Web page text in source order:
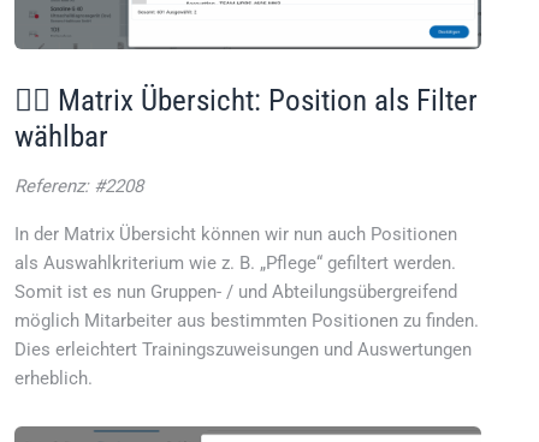
👩‍⚕️ Matrix Übersicht: Position als Filter
wählbar
Referenz: #2208
In der Matrix Übersicht können wir nun auch Positionen
als Auswahlkriterium wie z. B. „Pflege“ gefiltert werden.
Somit ist es nun Gruppen- / und Abteilungsübergreifend
möglich Mitarbeiter aus bestimmten Positionen zu finden.
Dies erleichtert Trainingszuweisungen und Auswertungen
erheblich.